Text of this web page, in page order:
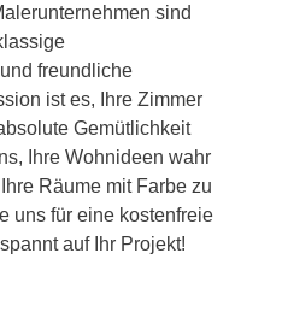
sind
freundliche
ist es, Ihre Zimmer
Gemütlichkeit
Ihre Wohnideen wahr
Räume mit Farbe zu
uns für eine kostenfreie
auf Ihr Projekt!